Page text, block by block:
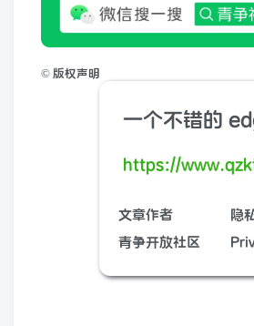
© 版权声明
一个不错的
https://
文章作者
青争开放社区
隐